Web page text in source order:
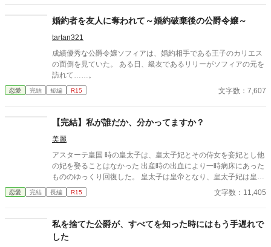
と名乗りをあげ王太子の婚約者の座を狙ってくる。おかげで不信
に陥ったサイラスに、レベッカは自分が恋人だと名乗り出せなく
なってしまった。 サイラスの記憶喪失を解消するため、薬師兼魔
女であるレベッカは恋人であることを隠しながら、事件調査を協
力することになった。そうして記憶が戻らないまま二人の距離は
再び近づいていく。だが、そんなおりにサイラスの偽の恋人を名
※他のサイトにも掲載しています。 毎日更新です。
婚約者を友人に奪われて～婚約破棄後の公爵令嬢～
tartan321
成績優秀な公爵令嬢ソフィアは、婚約相手である王子のカリエス
の面倒を見ていた。 ある日、級友であるリリーがソフィアの元を
訪れて……。
恋愛 完結 短編 R15 文字数：7,607
【完結】私が誰だか、分かってますか？
美麗
アスターテ皇国 時の皇太子は、皇太子妃とその侍女を妾妃とし他
の妃を娶ることはなかった 出産時の出血により一時病床にあった
もののゆっくり回復した。 皇太子は皇帝となり、皇太子妃は皇后
となった。 そして、皇后との間に産まれた男児を皇太子とした。
以降の子は妾妃との娘のみであった。 表向きは皇帝と皇后の仲は
り、皇后と妾妃の仲はより睦まじくあったとの話もあるようだ。
残念ながら、この妾妃は産まれも育ちも定かではなかった。 ま
た、後ろ盾も何もないために何故皇后の侍女となったかも不明で
恋愛 完結 長編 R15 文字数：11,405
私を捨てた公爵が、すべてを知った時にはもう手遅れで
した